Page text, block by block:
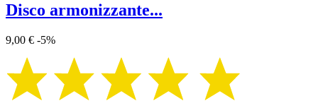
Disco armonizzante...
9,00 € -5%